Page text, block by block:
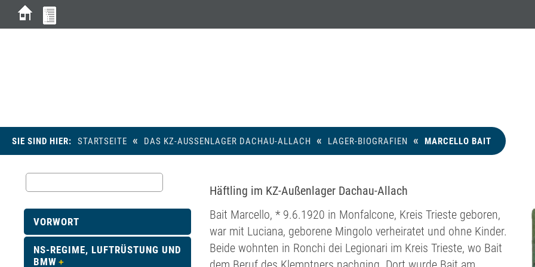
SIE SIND HIER: STARTSEITE « DAS KZ-AUSSENLAGER DACHAU-ALLACH « LAGER-BIOGRAFIEN « MARCELLO BAIT
Häftling im KZ-Außenlager Dachau-Allach
Bait Marcello, * 9.6.1920 in Monfalcone, Kreis Trieste geboren,
war mit Luciana, geborene Mingolo verheiratet und ohne Kinder.
Beide wohnten in Ronchi dei Legionari im Kreis Trieste, wo Bait
VORWORT
NS-REGIME, LUFTRÜSTUNG UND
BMW